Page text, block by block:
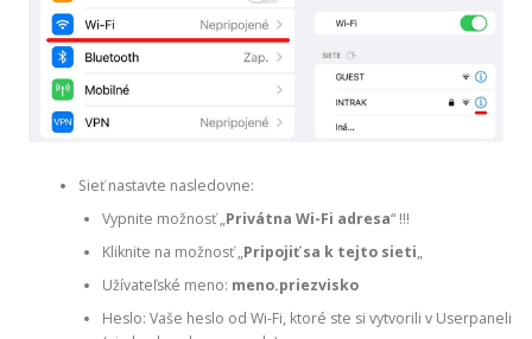
Sieť nastavte nasledovne:
Vypnite možnosť „Privátna Wi-Fi adresa“ !!!
Kliknite na možnosť „Pripojiť sa k tejto sieti„
Užívateľské meno: meno.priezvisko
Heslo: Vaše heslo od Wi-Fi, ktoré ste si vytvorili v Userpaneli